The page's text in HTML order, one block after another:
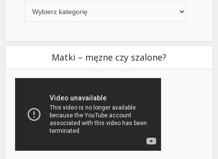
Matki – męzne czy szalone?